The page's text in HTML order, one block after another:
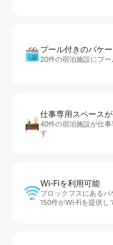
プール付きのバ⁠ケ⁠
20件の宿泊施設にプ
仕事専用ス⁠ペ⁠ー⁠ス
40件の宿泊施設が仕
す
Wi-Fiを利⁠用⁠可⁠能
ブロックフスにある
150件がWi-Fiを提供し